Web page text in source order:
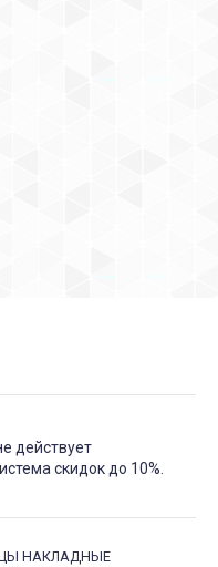
действует
скидок до 10%.
НАКЛАДНЫЕ